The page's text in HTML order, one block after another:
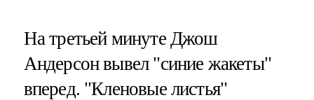
На третьей минуте Джош
Андерсон вывел "синие жакеты"
вперед. "Кленовые листья"